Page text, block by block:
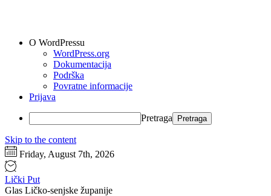
O WordPressu
WordPress.org
Dokumentacija
Podrška
Povratne informacije
Prijava
Pretraga
Skip to the content
Friday, August 7th, 2026
Lički Put
Glas Ličko-senjske županije